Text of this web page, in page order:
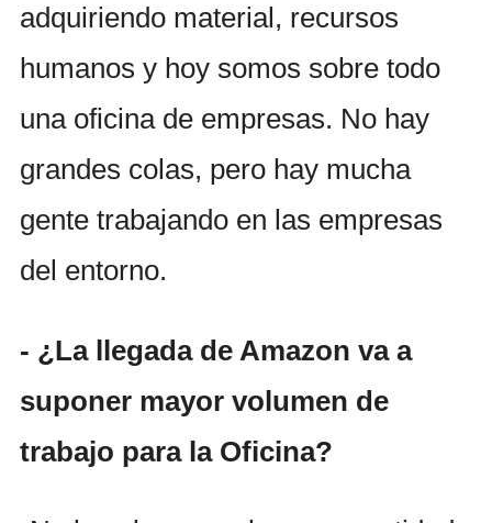
adquiriendo material, recursos
humanos y hoy somos sobre todo
una oficina de empresas. No hay
grandes colas, pero hay mucha
gente trabajando en las empresas
del entorno.
- ¿La llegada de Amazon va a
suponer mayor volumen de
trabajo para la Oficina?